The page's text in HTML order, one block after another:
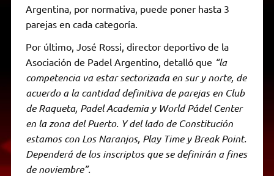
Argentina, por normativa, puede poner hasta 3
parejas en cada categoría.
Por último, José Rossi, director deportivo de la
Asociación de Padel Argentino, detalló que “la
competencia va estar sectorizada en sur y norte, de
acuerdo a la cantidad definitiva de parejas en Club
de Raqueta, Padel Academia y World Pádel Center
en la zona del Puerto. Y del lado de Constitución
estamos con Los Naranjos, Play Time y Break Point.
Dependerá de los inscriptos que se definirán a fines
de noviembre”.